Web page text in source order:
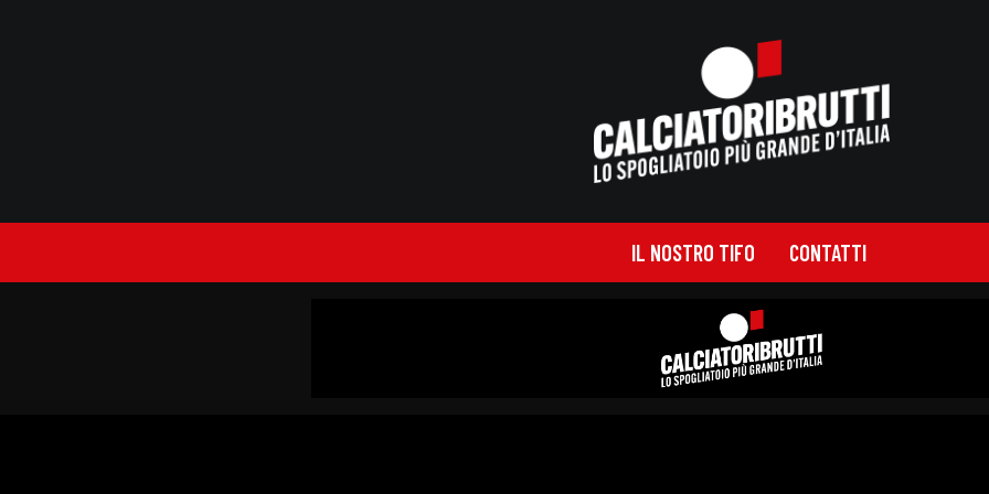
IL NOSTRO TIFO CONTATTI